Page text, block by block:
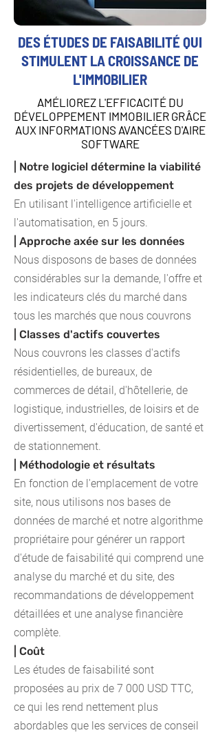
DES ÉTUDES DE FAISABILITÉ QUI
STIMULENT LA CROISSANCE DE
L'IMMOBILIER
AMÉLIOREZ L'EFFICACITÉ DU
DÉVELOPPEMENT IMMOBILIER GRÂCE
AUX INFORMATIONS AVANCÉES D'AIRE
SOFTWARE
| Notre logiciel détermine la viabilité
des projets de développement
En utilisant l'intelligence artificielle et
l'automatisation, en 5 jours.
| Approche axée sur les données
Nous disposons de bases de données
considérables sur la demande, l'offre et
les indicateurs clés du marché dans
tous les marchés que nous couvrons
| Classes d'actifs couvertes
Nous couvrons les classes d'actifs
résidentielles, de bureaux, de
commerces de détail, d'hôtellerie, de
logistique, industrielles, de loisirs et de
divertissement, d'éducation, de santé et
de stationnement.
| Méthodologie et résultats
En fonction de l'emplacement de votre
site, nous utilisons nos bases de
données de marché et notre algorithme
propriétaire pour générer un rapport
d'étude de faisabilité qui comprend une
analyse du marché et du site, des
recommandations de développement
détaillées et une analyse financière
complète.
| Coût
Les études de faisabilité sont
proposées au prix de 7 000 USD TTC,
ce qui les rend nettement plus
abordables que les services de conseil